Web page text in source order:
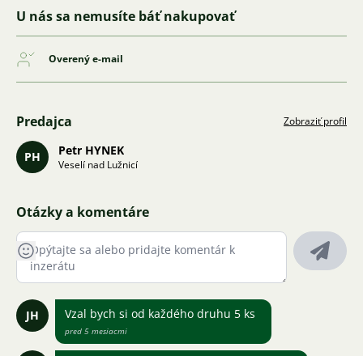
U nás sa nemusíte báť nakupovať
Overený e-mail
Predajca Zobraziť profil
PH Petr HYNEK
Veselí nad Lužnicí
Otázky a komentáre
JH Vzal bych si od každého druhu 5 ks
pred 5 mesiacmi